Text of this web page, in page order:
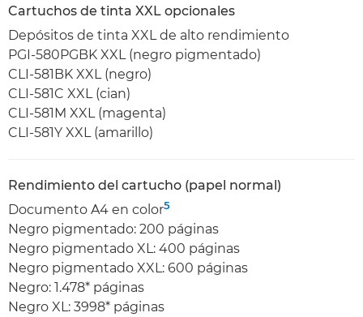
Cartuchos de tinta XXL opcionales
Depósitos de tinta XXL de alto rendimiento
PGI-580PGBK XXL (negro pigmentado)
CLI-581BK XXL (negro)
CLI-581C XXL (cian)
CLI-581M XXL (magenta)
CLI-581Y XXL (amarillo)
Rendimiento del cartucho (papel normal)
Documento A4 en color5
Negro pigmentado: 200 páginas
Negro pigmentado XL: 400 páginas
Negro pigmentado XXL: 600 páginas
Negro: 1.478* páginas
Negro XL: 3998* páginas